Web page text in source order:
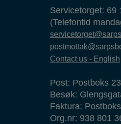
Servicetorget: 69
(Telefontid
Contact us - English
Post: Postboks
Besøk:
Faktura:
Org.nr: 938 801